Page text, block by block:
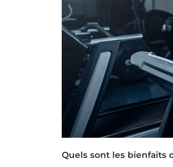
Quels sont les bienfaits